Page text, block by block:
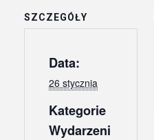
SZCZEGÓŁY
Data:
26 stycznia
Kategorie
Wydarzeni